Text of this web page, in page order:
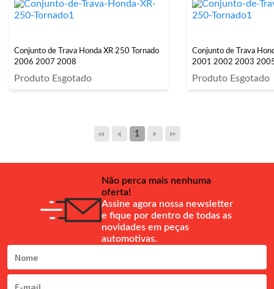
Conjunto de Trava Honda XR 250 Tornado
2006 2007 2008
Produto Esgotado
Conjunto de Trava
2001 2002 2003
Produto Esgotado
1
Não perca mais nenhuma
oferta!
Assine agora nossa newsletter
e fique por dentro de todas as
novidades em peças
automotivas.